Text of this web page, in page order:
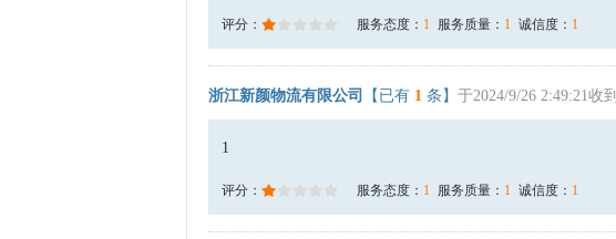
评分： 服务态度： 1 服务质量： 1 诚信度： 1
浙江新颜物流有限公司 【已有 1 条】 于2024/9/26 2:49:21收到
1
评分： 服务态度： 1 服务质量： 1 诚信度： 1